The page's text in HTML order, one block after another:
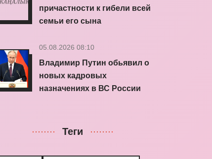
причастности к гибели всей
семьи его сына
05.08.2026 08:10
Владимир Путин обьявил о
новых кадровых
назначениях в ВС России
Теги